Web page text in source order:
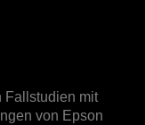
Fallstudien mit
von Epson